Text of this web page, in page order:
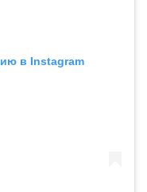
в Instagram